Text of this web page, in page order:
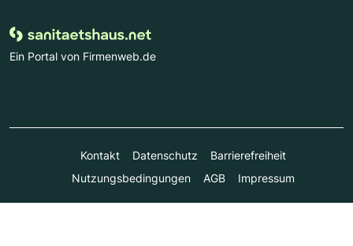
Ein Portal von Firmenweb.de
Kontakt Datenschutz
Barrierefreiheit
Nutzungsbedingungen
AGB Impressum